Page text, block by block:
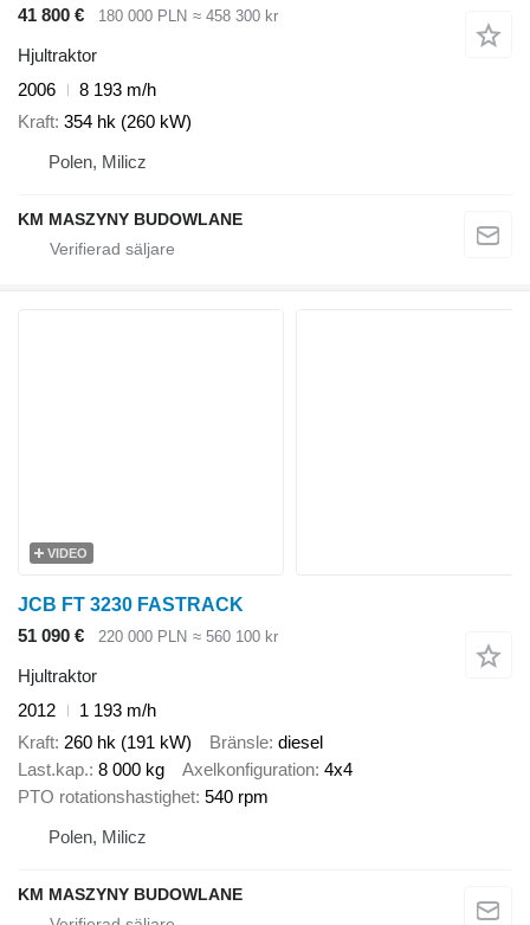
41 800 € 180 000 PLN ≈ 458 300 kr
Hjultraktor
2006
8 193 m/h
Kraft 354 hk (260 kW)
Polen, Milicz
KM MASZYNY BUDOWLANE
VIDEO
JCB FT 3230 FASTRACK
51 090 €
220 000 PLN ≈ 560 100 kr
Hjultraktor
2012
1 193 m/h
Kraft 260 hk (191 kW) Bränsle diesel
Last.kap. 8 000 kg Axelkonfiguration 4x4
PTO rotationshastighet 540 rpm
Polen, Milicz
KM MASZYNY BUDOWLANE